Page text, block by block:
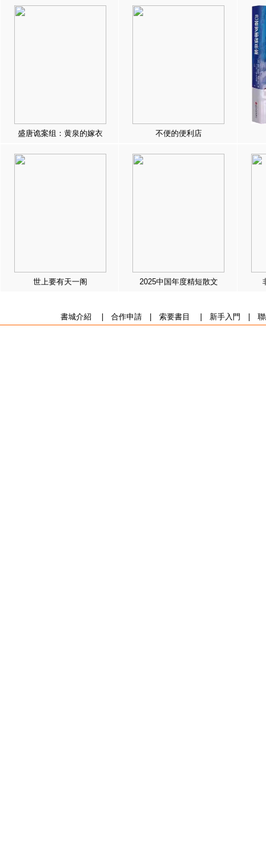
盛唐诡案组：黄泉的嫁衣 不便的便利店
世上要有天一阁 2025中国年度精短散文
書城介紹 合作申請| 索要書目 新手入門